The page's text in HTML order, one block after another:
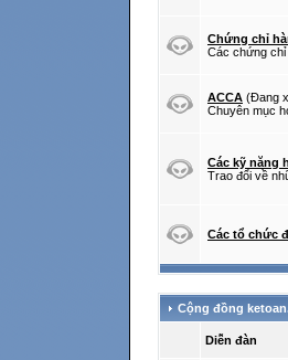
Chứng chỉ
Các chứng chỉ
ACCA (Đang
Chuyên mục
Các kỹ năng
Trao đổi về
Các tổ chức
Cộng đồng
Diễn đàn